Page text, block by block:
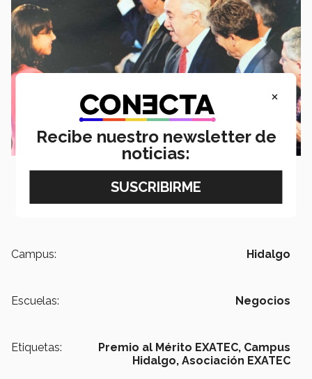
Campus: Hidalgo
Escuelas: Negocios
Etiquetas: Premio al Mérito EXATEC, Campus
Hidalgo, Asociación EXATEC
×
Recibe nuestro newsletter de
noticias: